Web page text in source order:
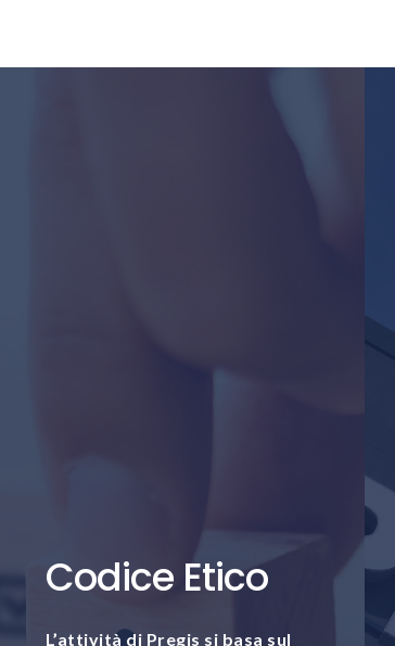
Codice Etico
L’attività di Pregis si basa sul